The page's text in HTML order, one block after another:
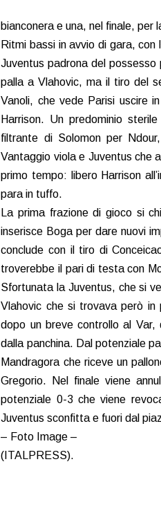
bianconera e una, nel finale, per
Ritmi bassi in avvio di gara,
Juventus padrona del possesso
palla a Vlahovic, ma il tiro del
Vanoli, che vede Parisi uscire
Harrison. Un predominio
filtrante di Solomon per
Vantaggio viola e Juventus che
primo tempo: libero Harrison
para in tuffo.
La prima frazione di gioco si
inserisce Boga per dare nuovi
conclude con il tiro di
troverebbe il pari di testa con
Sfortunata la Juventus, che si
Vlahovic che si trovava però in
dopo un breve controllo al Var,
dalla panchina. Dal potenziale
Mandragora che riceve un
Gregorio. Nel finale viene
potenziale 0-3 che viene
Juventus sconfitta e fuori dal
– Foto Image –
(ITALPRESS).